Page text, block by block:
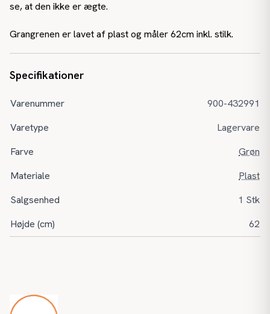
se, at den ikke er ægte.
Grangrenen er lavet af plast og måler 62cm inkl. stilk.
Specifikationer
Varenummer
900-432991
Varetype
Lagervare
Farve
Grøn
Materiale
Plast
Salgsenhed
1 Stk
Højde (cm)
62